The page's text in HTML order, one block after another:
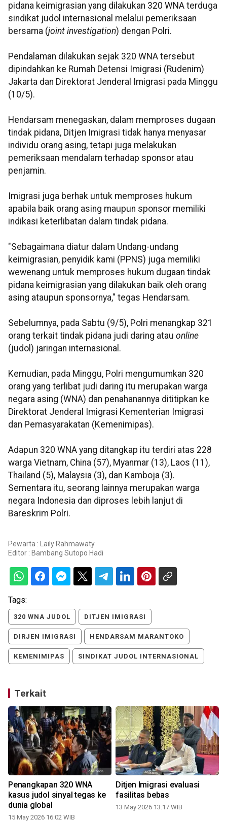
pidana keimigrasian yang dilakukan 320 WNA terduga
sindikat judol internasional melalui pemeriksaan
bersama (joint investigation) dengan Polri.
Pendalaman dilakukan sejak 320 WNA tersebut
dipindahkan ke Rumah Detensi Imigrasi (Rudenim)
Jakarta dan Direktorat Jenderal Imigrasi pada Minggu
(10/5).
Hendarsam menegaskan, dalam memproses dugaan
tindak pidana, Ditjen Imigrasi tidak hanya menyasar
individu orang asing, tetapi juga melakukan
pemeriksaan mendalam terhadap sponsor atau
penjamin.
Imigrasi juga berhak untuk memproses hukum
apabila baik orang asing maupun sponsor memiliki
indikasi keterlibatan dalam tindak pidana.
"Sebagaimana diatur dalam Undang-undang
keimigrasian, penyidik kami (PPNS) juga memiliki
wewenang untuk memproses hukum dugaan tindak
pidana keimigrasian yang dilakukan baik oleh orang
asing ataupun sponsornya," tegas Hendarsam.
Sebelumnya, pada Sabtu (9/5), Polri menangkap 321
orang terkait tindak pidana judi daring atau online
(judol) jaringan internasional.
Kemudian, pada Minggu, Polri mengumumkan 320
orang yang terlibat judi daring itu merupakan warga
negara asing (WNA) dan penahanannya dititipkan ke
Direktorat Jenderal Imigrasi Kementerian Imigrasi
dan Pemasyarakatan (Kemenimipas).
Adapun 320 WNA yang ditangkap itu terdiri atas 228
warga Vietnam, China (57), Myanmar (13), Laos (11),
Thailand (5), Malaysia (3), dan Kamboja (3).
Sementara itu, seorang lainnya merupakan warga
negara Indonesia dan diproses lebih lanjut di
Bareskrim Polri.
Pewarta : Laily Rahmawaty
Editor : Bambang Sutopo Hadi
Tags:
320 WNA JUDOL DITJEN IMIGRASI
DIRJEN IMIGRASI HENDARSAM MARANTOKO
KEMENIMIPAS SINDIKAT JUDOL INTERNASIONAL
Terkait
Penangkapan 320 WNA
kasus judol sinyal tegas ke
dunia global
15 May 2026 16:02 WIB
Ditjen Imigrasi evaluasi
fasilitas bebas
13 May 2026 13:17 WIB